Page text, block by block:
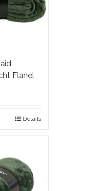
Flanel
Details